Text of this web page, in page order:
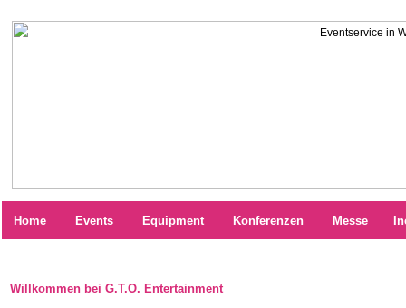
Home Events Equipment Konferenzen Messe
Willkommen bei G.T.O. Entertainment